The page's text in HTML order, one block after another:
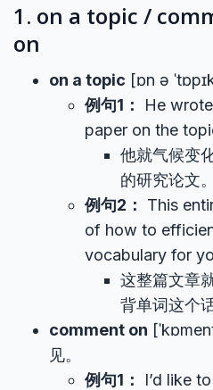
1. on a topic /
on
on a topic [ɒn ə
例句1：
He
paper on the
他就气候变
的研究论文。
例句2：
This
of how to
vocabulary for
这整篇文章
背单词这个
comment on
见。
例句1：
I’d like